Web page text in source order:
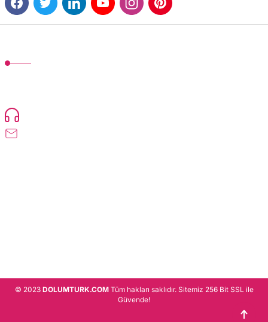
© 2023 DOLUMTURK.COMTüm hakları saklıdır. Sitemiz 256 Bit SSL ile
Güvende!